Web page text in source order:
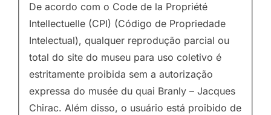
De acordo com o Code de la Propriété
Intellectuelle (CPI) (Código de Propriedade
Intelectual), qualquer reprodução parcial ou
total do site do museu para uso coletivo é
estritamente proibida sem a autorização
expressa do musée du quai Branly – Jacques
Chirac. Além disso, o usuário está proibido de